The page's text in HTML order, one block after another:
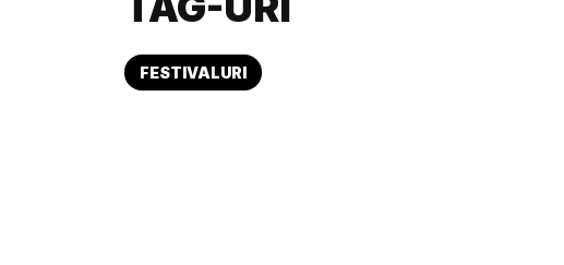
FESTIVALURI